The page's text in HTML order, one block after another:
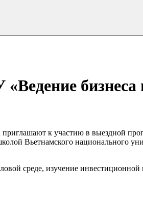
бизнеса
приглашают к участию в выездной
Вьетнамского национального
среде, изучение